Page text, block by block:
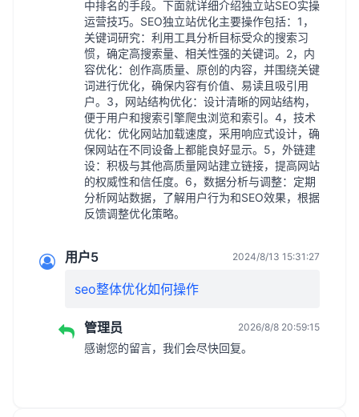
中排名的手段。下面就详细介绍独立站SEO实操
运营技巧。SEO独立站优化主要操作包括：1，
关键词研究：利用工具分析目标受众的搜索习
惯，确定高搜索量、相关性强的关键词。2，内
容优化：创作高质量、原创的内容，并围绕关键
词进行优化，确保内容有价值、易读且吸引用
户。3，网站结构优化：设计清晰的网站结构，
便于用户和搜索引擎爬虫浏览和索引。4，技术
优化：优化网站加载速度，采用响应式设计，确
保网站在不同设备上都能良好显示。5，外链建
设：积极与其他高质量网站建立链接，提高网站
的权威性和信任度。6，数据分析与调整：定期
分析网站数据，了解用户行为和SEO效果，根据
反馈调整优化策略。
用户5 2024/8/13 15:31:27
seo整体优化如何操作
管理员 2026/8/8 20:59:15
感谢您的留言，我们会尽快回复。